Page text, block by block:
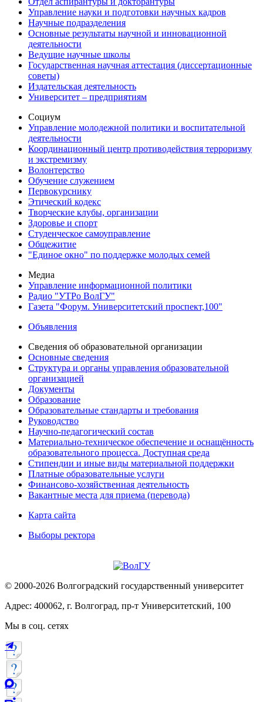
Управление науки и подготовки научных кадров
Научные подразделения
Основные результаты научной и инновационной
деятельности
Ведущие научные школы
Государственная научная аттестация (диссертационные
советы)
Издательская деятельность
Университет – предприятиям
Социум
Управление молодежной политики и воспитательной
деятельности
Координационный центр противодействия терроризму
и экстремизму
Волонтерство
Обучение служением
Первокурснику
Этический кодекс
Творческие клубы, организации
Здоровье и спорт
Студенческое самоуправление
Общежитие
"Единое окно" по поддержке молодых семей
Медиа
Управление информационной политики
Радио "УТРо ВолГУ"
Газета "Форум. Университетский проспект,100"
Объявления
Сведения об образовательной организации
Основные сведения
Структура и органы управления образовательной
организацией
Документы
Образование
Образовательные стандарты и требования
Руководство
Научно-педагогический состав
Материально-техническое обеспечение и оснащённость
образовательного процесса. Доступная среда
Стипендии и иные виды материальной поддержки
Платные образовательные услуги
Финансово-хозяйственная деятельность
Вакантные места для приема (перевода)
Карта сайта
Выборы ректора
© 2000-2026 Волгоградский государственный университет
Адрес: 400062, г. Волгоград, пр-т Университетский, 100
Мы в соц. сетях